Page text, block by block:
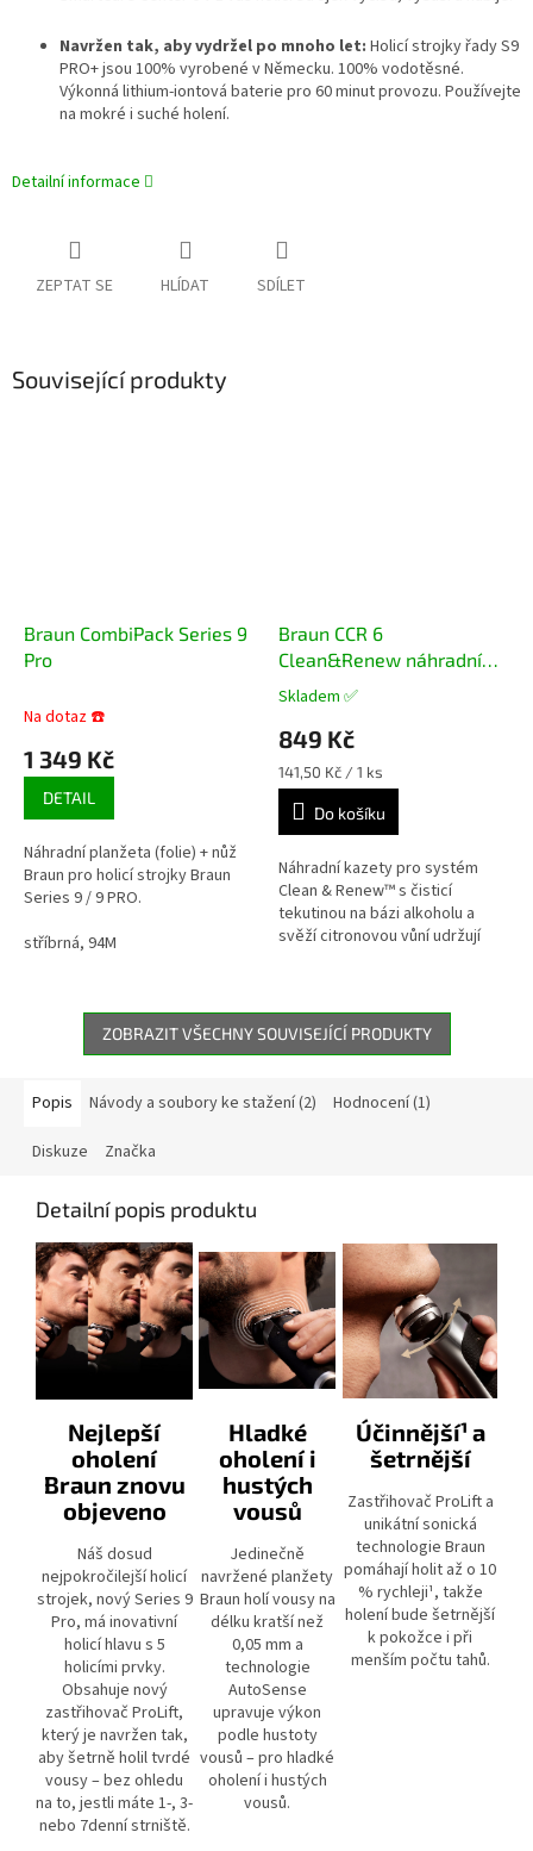
Navržen tak, aby vydržel po mnoho let: Holicí strojky řady S9
PRO+ jsou 100% vyrobené v Německu. 100% vodotěsné.
Výkonná lithium-iontová baterie pro 60 minut provozu. Používejte
na mokré i suché holení.
Detailní informace
ZEPTAT SE HLÍDAT SDÍLET
Související produkty
Braun CombiPack Series 9
Pro
Na dotaz ☎️
1 349 Kč
DETAIL
Náhradní planžeta (folie) + nůž
Braun pro holicí strojky Braun
Series 9 / 9 PRO.
stříbrná, 94M
Braun CCR 6
Clean&Renew náhradní
čistící náplně 6 ks
Průměrné
produktu
je
5,0
5
hvězdiček.
Skladem ✅
849 Kč
Měrná
cena:
141,50 Kč / 1 ks
Do košíku
Náhradní kazety pro systém
Clean & Renew™ s čisticí
tekutinou na bázi alkoholu a
svěží citronovou vůní udržují
ZOBRAZIT VŠECHNY SOUVISEJÍCÍ PRODUKTY
Popis Návody a soubory ke stažení (2) Hodnocení (1)
Diskuze Značka
Detailní popis produktu
Nejlepší
oholení
Braun znovu
objeveno
Náš dosud
nejpokročilejší holicí
strojek, nový Series 9
Pro, má inovativní
holicí hlavu s 5
holicími prvky.
Obsahuje nový
zastřihovač ProLift,
který je navržen tak,
aby šetrně holil tvrdé
vousy – bez ohledu
na to, jestli máte 1-, 3-
nebo 7denní strniště.
Hladké
oholení i
hustých
vousů
Jedinečně
navržené planžety
Braun holí vousy na
délku kratší než
0,05 mm a
technologie
AutoSense
upravuje výkon
podle hustoty
vousů – pro hladké
oholení i hustých
vousů.
Účinnější¹ a
šetrnější
Zastřihovač ProLift a
unikátní sonická
technologie Braun
pomáhají holit až o 10
% rychleji¹, takže
holení bude šetrnější
k pokožce i při
menším počtu tahů.